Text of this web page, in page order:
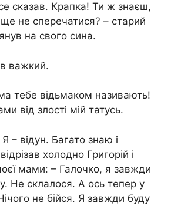
сказав. Крапка! Ти ж знаєш,
не сперечатися? – старий
на свого сина.
важкий.
тебе відьмаком називають!
від злості мій татусь.
– відун. Багато знаю і
холодно Григорій і
мами: – Галочко, я завжди
Не склалося. А ось тепер у
не бійся. Я завжди буду